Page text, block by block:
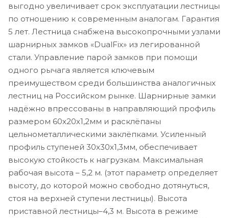
выгодно увеличивает срок эксплуатации лестницы
по отношению к современным аналогам. Гарантия
5 лет. Лестница снабжена высокопрочными узлами
шарнирных замков «DualFix» из легированной
стали. Управление парой замков при помощи
одного рычага является ключевым
преимуществом среди большинства аналогичных
лестниц на Российском рынке. Шарнирные замки
надёжно впрессованы в направляющий профиль
размером 60х20х1,2мм и расклёпаны
цельнометаллическими заклёпками. Усиленный
профиль ступеней 30х30х1,3мм, обеспечивает
высокую стойкость к нагрузкам. Максимальная
рабочая высота – 5,2 м. (этот параметр определяет
высоту, до которой можно свободно дотянуться,
стоя на верхней ступени лестницы). Высота
приставной лестницы–4,3 м. Высота в режиме